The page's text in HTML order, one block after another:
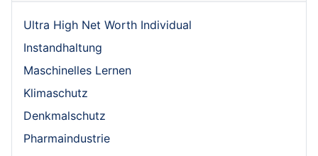
Ultra High Net Worth Individual
Instandhaltung
Maschinelles Lernen
Klimaschutz
Denkmalschutz
Pharmaindustrie